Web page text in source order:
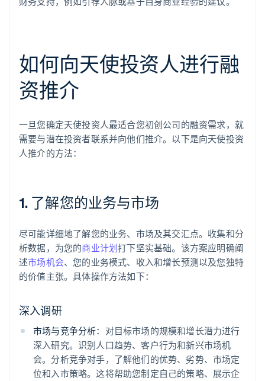
如何向天使投资人进行融
资推介
一旦您确定天使投资人最适合您初创公司的融资需求，就
需要与潜在投资者联系并向他们推介。以下是向天使投资
人推介的方法：
1. 了解您的业务与市场
尽可能详细地了解您的业务、市场及其交汇点。收集和分
析数据，为您的商业计划打下坚实基础。该方案应明确阐
述市场机会、您的业务模式、收入和增长预测以及您独特
的价值主张。具体操作方法如下：
深入调研
市场与竞争分析： 对目标市场的规模和增长潜力进行
深入研究。识别人口趋势、客户行为和新兴市场机
会。分析竞争对手，了解他们的优势、劣势、市场定
位和入市策略。这将帮助您制定自己的策略、展示企